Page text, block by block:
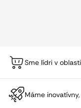
Sme lídri v
Máme